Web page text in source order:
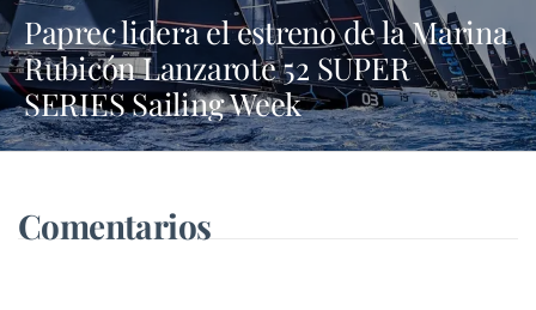
Paprec lidera el estreno de la Marina
Rubicón Lanzarote 52 SUPER
SERIES Sailing Week
Comentarios